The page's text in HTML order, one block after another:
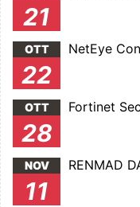
21
OTT
22
NetEye
OTT
28
Fortinet
NOV
11
RENMAD